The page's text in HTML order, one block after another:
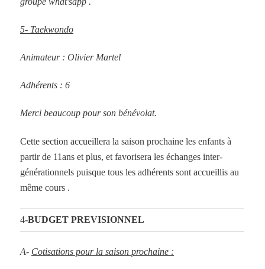
5- Taekwondo
Animateur : Olivier Martel
Adhérents : 6
Merci beaucoup pour son bénévolat.
Cette section accueillera la saison prochaine les enfants à
partir de 11ans et plus, et favorisera les échanges inter-
générationnels puisque tous les adhérents sont accueillis au
même cours .
4-BUDGET PREVISIONNEL
A- Cotisations pour la saison prochaine :